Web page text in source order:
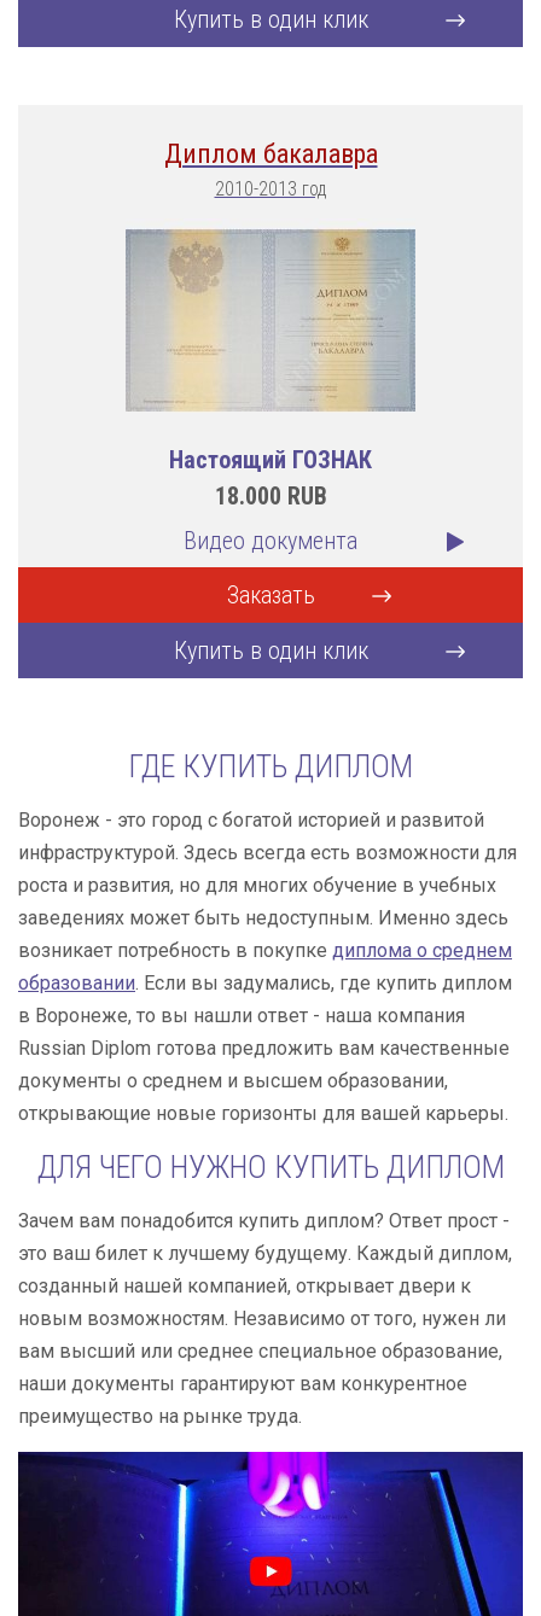
Купить в один клик
Диплом бакалавра
2010-2013 год
Настоящий ГОЗНАК
18.000 RUB
Видео документа
Заказать
Купить в один клик
ГДЕ КУПИТЬ ДИПЛОМ
Воронеж - это город с богатой историей и развитой
инфраструктурой. Здесь всегда есть возможности для
роста и развития, но для многих обучение в учебных
заведениях может быть недоступным. Именно здесь
возникает потребность в покупке диплома о среднем
образовании. Если вы задумались, где купить диплом
в Воронеже, то вы нашли ответ - наша компания
Russian Diplom готова предложить вам качественные
документы о среднем и высшем образовании,
открывающие новые горизонты для вашей карьеры.
ДЛЯ ЧЕГО НУЖНО КУПИТЬ ДИПЛОМ
Зачем вам понадобится купить диплом? Ответ прост -
это ваш билет к лучшему будущему. Каждый диплом,
созданный нашей компанией, открывает двери к
новым возможностям. Независимо от того, нужен ли
вам высший или среднее специальное образование,
наши документы гарантируют вам конкурентное
преимущество на рынке труда.